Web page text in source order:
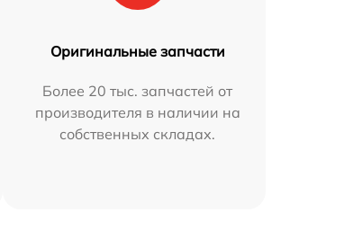
Оригинальные запчасти
Более 20 тыс. запчастей от
производителя в наличии на
собственных складах.